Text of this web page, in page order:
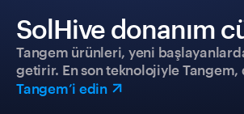
SolHive donanım
Tangem ürünleri, yeni
getirir. En son teknolojiyle Tangem,
Tangem’i edin